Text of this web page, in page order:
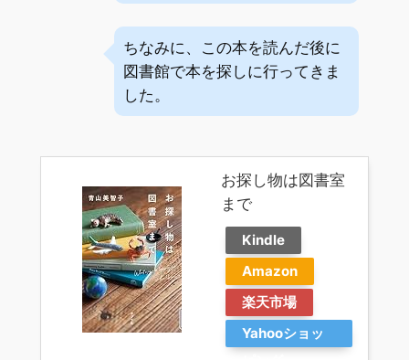
ちなみに、この本を読んだ後に
図書館で本を探しに行ってきま
した。
お探し物は図書室
まで
Kindle
Amazon
楽天市場
Yahooショッ